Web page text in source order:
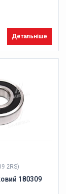
Детальніше
2RS)
180309